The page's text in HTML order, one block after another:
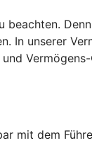
In unserer
dem